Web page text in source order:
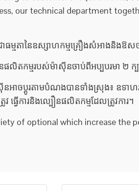
our technical department
ជាធម្មតានៃឧស្សាហកម្មគ្រឿងសំអាងនិ
នផលិតកម្មរបស់ម៉ាស៊ីនចាប់ពីអប្បបរមា ២
អាចប្ដូរតាមបំណងបានទាំងស្រុង៖ ឧទា
ធ្វើការនិងល្បឿនផលិតកម្មដែលត្រូវការ។
of optional which increase